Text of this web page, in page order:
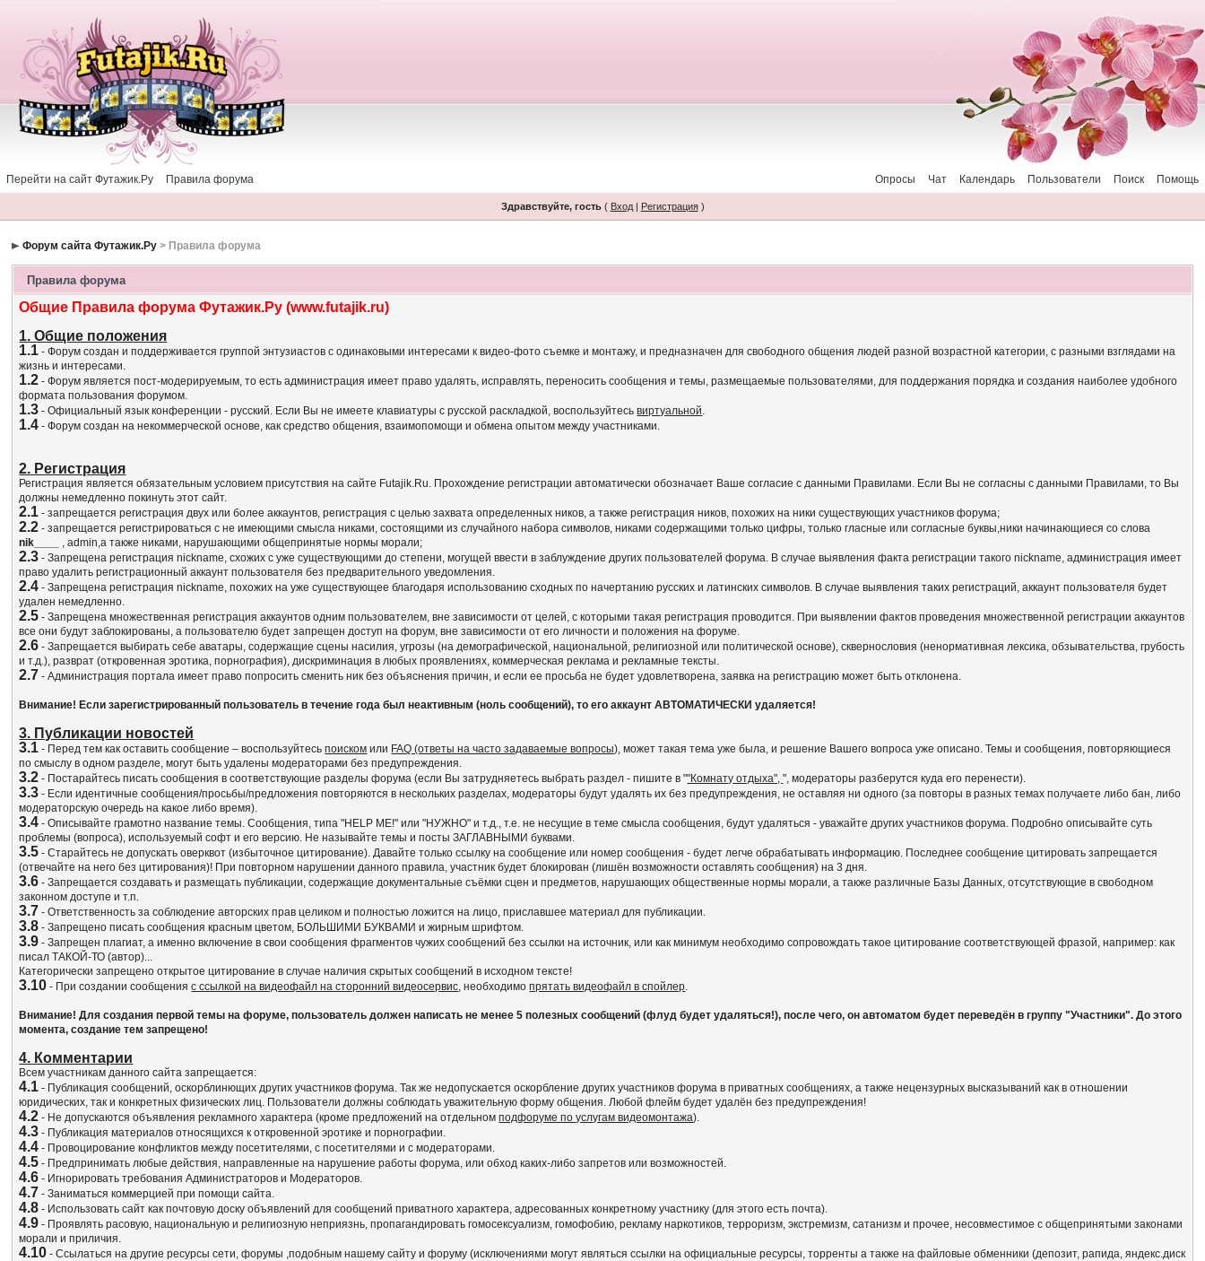
Перейти на сайт Футажик.Ру Правила форума Помощь
Поиск
Пользователи
Календарь
Чат
Опросы
Здравствуйте, гость( Вход| Регистрация)
Форум сайта Футажик.Ру > Правила форума
Правила форума
Общие Правила форума Футажик.Ру (www.futajik.ru)
1. Общие положения
1.1 - Форум создан и поддерживается группой энтузиастов с одинаковыми интересами к видео-фото съемке и монтажу, и предназначен для свободного общения людей разной возрастной категории, с разными взглядами на
жизнь и интересами.
1.2 - Форум является пост-модерируемым, то есть администрация имеет право удалять, исправлять, переносить сообщения и темы, размещаемые пользователями, для поддержания порядка и создания наиболее удобного
формата пользования форумом.
1.3 - Официальный язык конференции - русский. Если Вы не имеете клавиатуры с русской раскладкой, воспользуйтесьвиртуальной.
1.4 - Форум создан на некоммерческой основе, как средство общения, взаимопомощи и обмена опытом между участниками.
2. Регистрация
Регистрация является обязательным условием присутствия на сайте Futajik.Ru. Прохождение регистрации автоматически обозначает Ваше согласие с данными Правилами. Если Вы не согласны с данными Правилами, то Вы
должны немедленно покинуть этот сайт.
2.1 - запрещается регистрация двух или более аккаунтов, регистрация с целью захвата определенных ников, а также регистрация ников, похожих на ники существующих участников форума;
2.2 - запрещается регистрироваться с не имеющими смысла никами, состоящими из случайного набора символов, никами содержащими только цифры, только гласные или согласные буквы,ники начинающиеся со словa
nik____ , admin,а также никами, нарушающими общепринятые нормы морали;
2.3 - Запрещена регистрация nickname, схожих с уже существующими до степени, могущей ввести в заблуждение других пользователей форума. В случае выявления факта регистрации такого nickname, администрация имеет
право удалить регистрационный аккаунт пользователя без предварительного уведомления.
2.4 - Запрещена регистрация nickname, похожих на уже существующее благодаря использованию сходных по начертанию русских и латинских символов. В случае выявления таких регистраций, аккаунт пользователя будет
удален немедленно.
2.5 - Запрещена множественная регистрация аккаунтов одним пользователем, вне зависимости от целей, с которыми такая регистрация проводится. При выявлении фактов проведения множественной регистрации аккаунтов
все они будут заблокированы, а пользователю будет запрещен доступ на форум, вне зависимости от его личности и положения на форуме.
2.6 - Запрещается выбирать себе аватары, содержащие сцены насилия, угрозы (на демографической, национальной, религиозной или политической основе), сквернословия (ненормативная лексика, обзывательства, грубость
и т.д.), разврат (откровенная эротика, порнография), дискриминация в любых проявлениях, коммерческая реклама и рекламные тексты.
2.7 - Администрация портала имеет право попросить сменить ник без объяснения причин, и если ее просьба не будет удовлетворена, заявка на регистрацию может быть отклонена.
Внимание! Если зарегистрированный пользователь в течение года был неактивным (ноль сообщений), то его аккаунт АВТОМАТИЧЕСКИ удаляется!
3. Публикации новостей
3.1 - Перед тем как оставить сообщение – воспользуйтесьпоиском или FAQ (ответы на часто задаваемые вопросы), может такая тема уже была, и решение Вашего вопроса уже описано. Темы и сообщения, повторяющиеся
по смыслу в одном разделе, могут быть удалены модераторами без предупреждения.
3.2 - Постарайтесь писать сообщения в соответствующие разделы форума (если Вы затрудняетесь выбрать раздел - пишите в ""Комнату отдыха",", модераторы разберутся куда его перенести).
3.3 - Если идентичные сообщения/просьбы/предложения повторяются в нескольких разделах, модераторы будут удалять их без предупреждения, не оставляя ни одного (за повторы в разных темах получаете либо бан, либо
модераторскую очередь на какое либо время).
3.4 - Описывайте грамотно название темы. Сообщения, типа "HELP ME!" или "НУЖНО" и т.д., т.е. не несущие в теме смысла сообщения, будут удаляться - уважайте других участников форума. Подробно описывайте суть
проблемы (вопроса), используемый софт и его версию. Не называйте темы и посты ЗАГЛАВНЫМИ буквами.
3.5 - Старайтесь не допускать оверквот (избыточное цитирование). Давайте только ссылку на сообщение или номер сообщения - будет легче обрабатывать информацию. Последнее сообщение цитировать запрещается
(отвечайте на него без цитирования)! При повторном нарушении данного правила, участник будет блокирован (лишён возможности оставлять сообщения) на 3 дня.
3.6 - Запрещается создавать и размещать публикации, содержащие документальные съёмки сцен и предметов, нарушающих общественные нормы морали, а также различные Базы Данных, отсутствующие в свободном
законном доступе и т.п.
3.7 - Ответственность за соблюдение авторских прав целиком и полностью ложится на лицо, приславшее материал для публикации.
3.8 - Запрещено писать сообщения красным цветом, БОЛЬШИМИ БУКВАМИ и жирным шрифтом.
3.9 - Запрещен плагиат, а именно включение в свои сообщения фрагментов чужих сообщений без ссылки на источник, или как минимум необходимо сопровождать такое цитирование соответствующей фразой, например: как
писал ТАКОЙ-ТО (автор)...
Категорически запрещено открытое цитирование в случае наличия скрытых сообщений в исходном тексте!
3.10 - При создании сообщенияс ссылкой на видеофайл на сторонний видеосервис, необходимопрятать видеофайл в спойлер.
Внимание! Для создания первой темы на форуме, пользователь должен написать не менее 5 полезных сообщений (флуд будет удаляться!), после чего, он автоматом будет переведён в группу "Участники". До этого
момента, создание тем запрещено!
4. Комментарии
Всем участникам данного сайта запрещается:
4.1 - Публикация сообщений, оскорблинющих других участников форума. Так же недопускается оскорбление других участников форума в приватных сообщениях, а также нецензурных высказываний как в отношении
юридических, так и конкретных физических лиц. Пользователи должны соблюдать уважительную форму общения. Любой флейм будет удалён без предупреждения!
4.2 - Не допускаются объявления рекламного характера (кроме предложений на отдельномподфоруме по услугам видеомонтажа).
4.3 - Публикация материалов относящихся к откровенной эротике и порнографии.
4.4 - Провоцирование конфликтов между посетителями, с посетителями и с модераторами.
4.5 - Предпринимать любые действия, направленные на нарушение работы форума, или обход каких-либо запретов или возможностей.
4.6 - Игнорировать требования Администраторов и Модераторов.
4.7 - Заниматься коммерцией при помощи сайта.
4.8 - Использовать сайт как почтовую доску объявлений для сообщений приватного характера, адресованных конкретному участнику (для этого есть почта).
4.9 - Проявлять расовую, национальную и религиозную неприязнь, пропагандировать гомосексуализм, гомофобию, рекламу наркотиков, терроризм, экстремизм, сатанизм и прочее, несовместимое с общепринятыми законами
морали и приличия.
4.10 - Ссылаться на другие ресурсы сети, форумы ,подобным нашему сайту и форуму (исключениями могут являться ссылки на официальные ресурсы, торренты а также на файловые обменники (депозит, рапида, яндекс.диск